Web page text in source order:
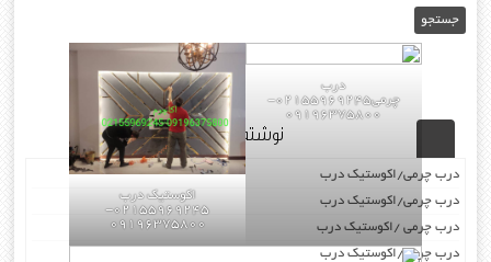
درب
چرمی02155969245-
09196375800
اکوستیک درب
02155969245-
09196375800
نوشته‌های تازه
درب چرمی/اکوستیک درب
درب چرمی/اکوستیک درب
درب چرمی /اکوستیک درب
درب چرمی/اکوستیک درب